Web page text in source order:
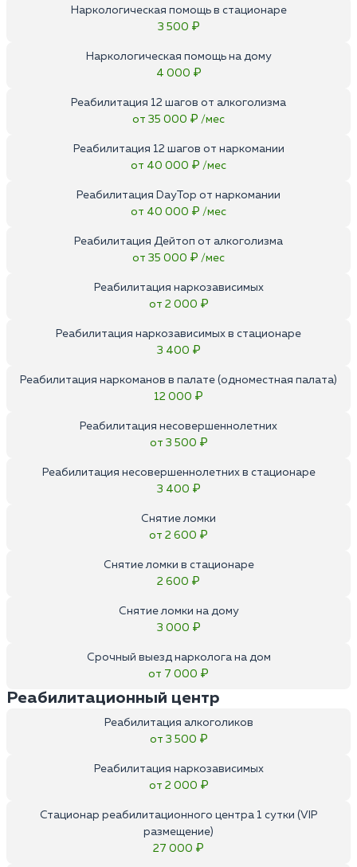
Наркологическая помощь в стационаре
3 500 ₽
Наркологическая помощь на дому
4 000 ₽
Реабилитация 12 шагов от алкоголизма
от 35 000 ₽ /мес
Реабилитация 12 шагов от наркомании
от 40 000 ₽ /мес
Реабилитация DayTop от наркомании
от 40 000 ₽ /мес
Реабилитация Дейтоп от алкоголизма
от 35 000 ₽ /мес
Реабилитация наркозависимых
от 2 000 ₽
Реабилитация наркозависимых в стационаре
3 400 ₽
Реабилитация наркоманов в палате (одноместная палата)
12 000 ₽
Реабилитация несовершеннолетних
от 3 500 ₽
Реабилитация несовершеннолетних в стационаре
3 400 ₽
Снятие ломки
от 2 600 ₽
Снятие ломки в стационаре
2 600 ₽
Снятие ломки на дому
3 000 ₽
Срочный выезд нарколога на дом
от 7 000 ₽
Реабилитационный центр
Реабилитация алкоголиков
от 3 500 ₽
Реабилитация наркозависимых
от 2 000 ₽
Стационар реабилитационного центра 1 сутки (VIP
размещение)
27 000 ₽